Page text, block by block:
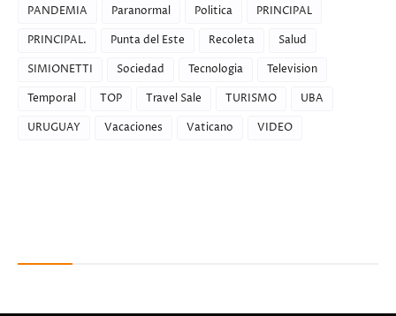
PANDEMIA
Paranormal Politica
PRINCIPAL
PRINCIPAL.
Punta del Este Recoleta
Salud
SIMIONETTI
Sociedad Tecnologia
Television
Temporal
TOP Travel Sale TURISMO
UBA
URUGUAY
Vacaciones Vaticano VIDEO